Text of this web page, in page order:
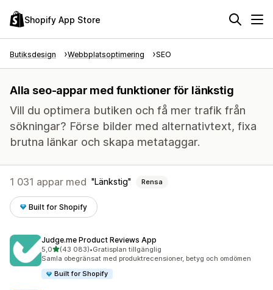
Shopify App Store
Butiksdesign Webbplatsoptimering SEO
Alla seo-appar med funktioner för länkstig
Vill du optimera butiken och få mer trafik från
sökningar? Förse bilder med alternativtext, fixa
brutna länkar och skapa metataggar.
1 031 appar med Länkstig Rensa
Built for Shopify
Judge.me Product Reviews App
5,0av 5 stjärnor
(43 083)
43083 recensioner totalt
•Gratisplan tillgänglig
Samla obegränsat med produktrecensioner, betyg och omdömen
Built for Shopify